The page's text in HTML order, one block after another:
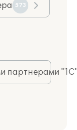
573
партнерами